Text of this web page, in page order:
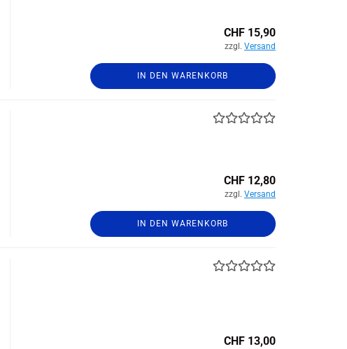
CHF 15,90
zzgl. Versand
IN DEN WARENKORB
CHF 12,80
zzgl. Versand
IN DEN WARENKORB
CHF 13,00